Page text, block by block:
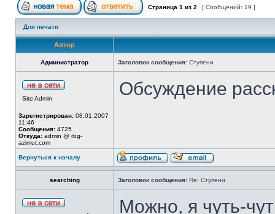
Страница 1 из 2 [ Сообщений: 19 ]
Для печати
Автор
Администратор Заголовок сообщения: Ступени
Site Admin
Зарегистрирован: 08.01.2007
11:46
Сообщения: 4725
Откуда: admin @ rbg-
azimut.com
Обсуждение
Вернуться к началу
searching Заголовок сообщения: Re: Ступени
Можно, я чуть-